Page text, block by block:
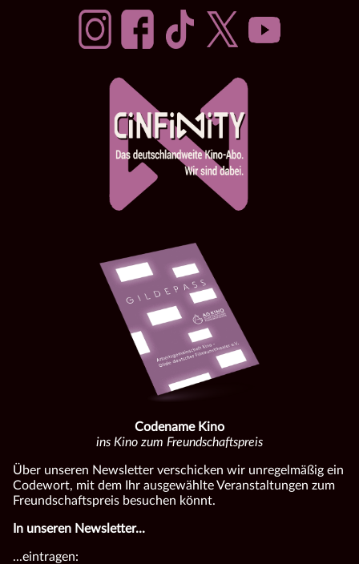
Codename Kino
ins Kino zum Freundschaftspreis
Über unseren Newsletter verschicken wir unregelmäßig ein
Codewort, mit dem Ihr ausgewählte Veranstaltungen zum
Freundschaftspreis besuchen könnt.
In unseren Newsletter...
...eintragen: